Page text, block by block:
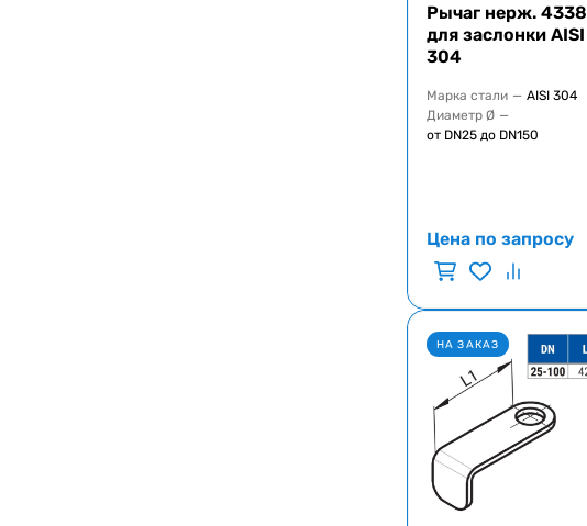
Рычаг нерж. 4338
для заслонки AISI
304
Марка стали — AISI 304
Диаметр Ø —
от DN25 до DN150
Цена по запросу
НА ЗАКАЗ